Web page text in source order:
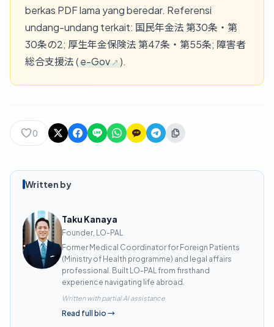
berkas PDF lama yang beredar. Referensi
undang-undang terkait: 国民年金法 第30条・第
30条の2; 厚生年金保険法 第47条・第55条; 障害者
総合支援法 (e-Gov ).
0
Written by
Taku Kanaya
Founder, LO-PAL
Former Medical Coordinator for Foreign Patients
(Ministry of Health programme) and legal affairs
professional. Built LO-PAL from firsthand
experience navigating life abroad.
Written with partial AI assistance
Read full bio →